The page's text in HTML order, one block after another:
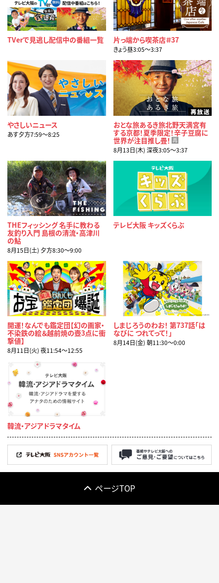
TVerで見逃し配信中の番組一覧 片っ端から喫茶店＃37
きょう昼3:05〜3:37
やさしいニュース
あす夕方7:59〜8:25
おとな旅あるき旅北野天満宮有
する京都！夏季限定！辛子豆腐に
世界が注目推し畳！ 再
8月13日(木) 深夜3:05〜3:37
THEフィッシング 名手に教わる
友釣り入門 島根の清流・高津川
の鮎
8月15日(土) 夕方8:30〜9:00
テレビ大阪 キッズくらぶ
開運！なんでも鑑定団【幻の画家・
不染鉄の絵＆越前焼の壺3点に衝
撃値】
8月11日(火) 夜11:54〜12:55
しまじろうのわお！ 第737話「は
なびに つれてって！」
8月14日(金) 朝11:30〜0:00
韓流・アジアドラマタイム
ページTOP